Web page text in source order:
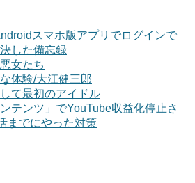
スマホ版アプリでログインで
した備忘録
女たち
体験/大江健三郎
て最初のアイドル
テンツ」でYouTube収益化停止さ
までにやった対策